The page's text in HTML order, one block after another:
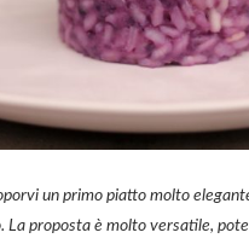
un primo piatto molto
La proposta è molto versatile,